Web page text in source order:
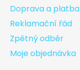
Doprava a platba
Reklamační řád
Zpětný odběr
Moje objednávka